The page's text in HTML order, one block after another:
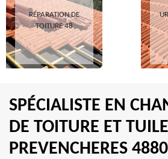
RÉPARATION DE
TOITURE 48
SPÉCIALISTE EN
DE TOITURE ET TUILE
PREVENCHERES